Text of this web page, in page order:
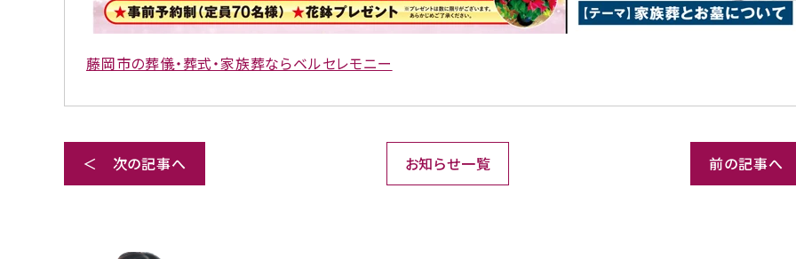
藤岡市の葬儀・葬式・家族葬ならベルセレモニー
＜ 次の記事へ お知らせ一覧 前の記事へ